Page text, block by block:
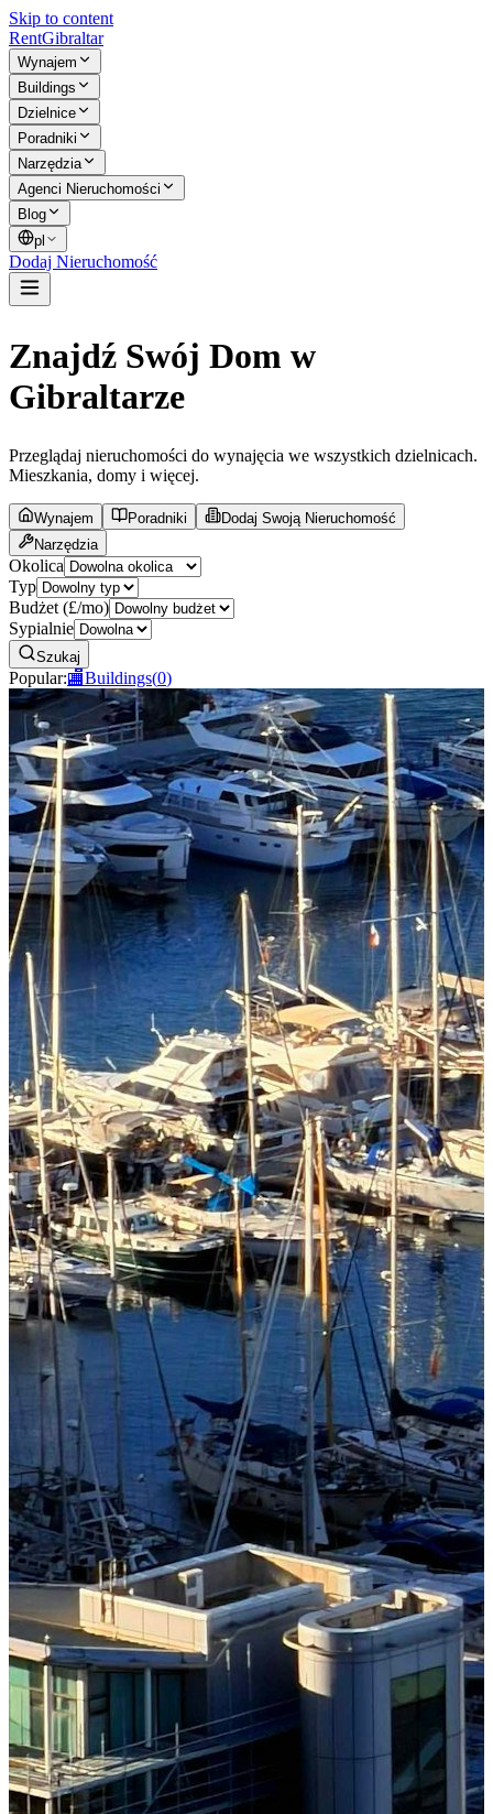
Skip to content
RentGibraltar
Wynajem
Buildings
Dzielnice
Poradniki
Narzędzia
Agenci Nieruchomości
Blog
pl
Dodaj Nieruchomość
Znajdź Swój Dom w
Gibraltarze
Przeglądaj nieruchomości do wynajęcia we wszystkich dzielnicach.
Mieszkania, domy i więcej.
Wynajem Poradniki
Dodaj Swoją Nieruchomość
Narzędzia
Okolica
Typ
Budżet (£/mo)
Sypialnie
Szukaj
Popular:🏬Buildings(0)